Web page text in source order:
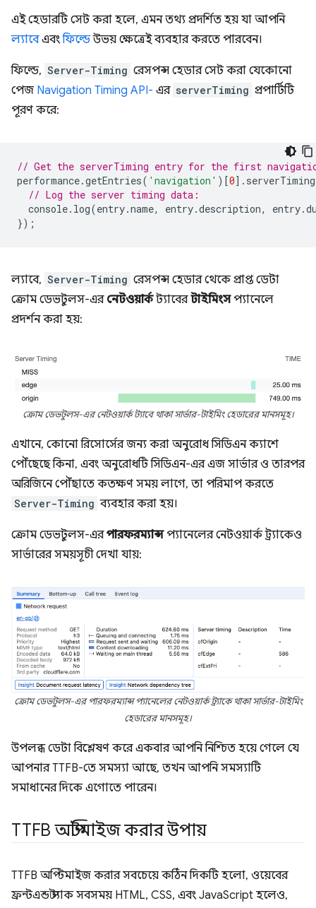
এই হেডারটি সেট করা হলে, এমন তথ্য প্রদর্শিত হয় যা আপনি
ল্যাবেএবংফিল্ডেউভয় ক্ষেত্রেই ব্যবহার করতে পারবেন।
ফিল্ডে, Server-Timing রেসপন্স হেডার সেট করা যেকোনো
পেজ Navigation Timing API- এর serverTiming প্রপার্টিটি
পূরণ করে:
// Get the serverTiming entry for the first
performance.getEntries( 'navigation' )[0]. serverTiming
// Log the server timing data:
console. log(entry.name, entry.description, entry.
});
ল্যাবে, Server-Timing রেসপন্স হেডার থেকে প্রাপ্ত ডেটা
ক্রোম ডেভটুলস-এর নেটওয়ার্কট্যাবেরটাইমিংসপ্যানেলে
প্রদর্শন করা হয়:
ক্রোম ডেভটুলস-এর নেটওয়ার্ক ট্যাবে থাকা সার্ভার-টাইমিং হেডারের মানসমূহ।
এখানে, কোনো রিসোর্সের জন্য করা অনুরোধ সিডিএন ক্যাশে
পৌঁছেছে কিনা, এবং অনুরোধটি সিডিএন-এর এজ সার্ভার ও তারপর
অরিজিনে পৌঁছাতে কতক্ষণ সময় লাগে, তা পরিমাপ করতে
Server-Timing ব্যবহার করা হয়।
ক্রোম ডেভটুলস-এরপারফরম্যান্সপ্যানেলের নেটওয়ার্ক ট্র্যাকেও
সার্ভারের সময়সূচী দেখা যায়:
ক্রোম ডেভটুলস-এর পারফরম্যান্স প্যানেলের নেটওয়ার্ক ট্র্যাকে থাকা সার্ভার-টাইমিং
হেডারের মানসমূহ।
উপলব্ধ ডেটা বিশ্লেষণ করে একবার আপনি নিশ্চিত হয়ে গেলে যে
আপনার TTFB-তে সমস্যা আছে, তখন আপনি সমস্যাটি
সমাধানের দিকে এগোতে পারেন।
TTFB অপ্টিমাইজ করার উপায়
TTFB অপ্টিমাইজ করার সবচেয়ে কঠিন দিকটি হলো, ওয়েবের
ফ্রন্টএন্ড স্ট্যাক সবসময় HTML, CSS, এবং JavaScript হলেও,